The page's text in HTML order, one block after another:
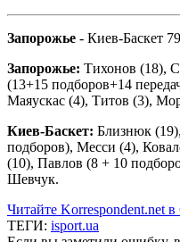
Запорожье - Киев-Баскет
Запорожье: Тихонов (18),
(13+15 подборов+14
Маяускас (4), Титов (3),
Киев-Баскет: Близнюк
подборов), Месси (4),
(10), Павлов (8 + 10
Шевчук.
Читайте Korrespondent.net
ТЕГИ: isport.ua